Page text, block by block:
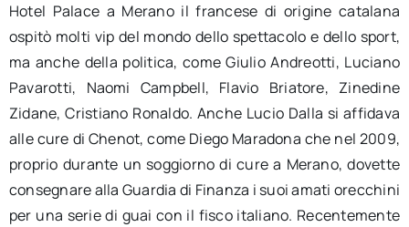
Hotel Palace a Merano il francese di origine catalana
ospitò molti vip del mondo dello spettacolo e dello sport,
ma anche della politica, come Giulio Andreotti, Luciano
Pavarotti, Naomi Campbell, Flavio Briatore, Zinedine
Zidane, Cristiano Ronaldo. Anche Lucio Dalla si affidava
alle cure di Chenot, come Diego Maradona che nel 2009,
proprio durante un soggiorno di cure a Merano, dovette
consegnare alla Guardia di Finanza i suoi amati orecchini
per una serie di guai con il fisco italiano. Recentemente